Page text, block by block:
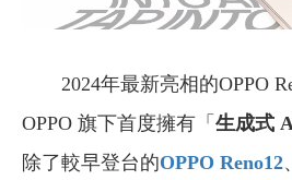
2024年最新亮相的OPPO
OPPO 旗下首度擁有「 生成式
除了較早登台的OPPO Reno12、